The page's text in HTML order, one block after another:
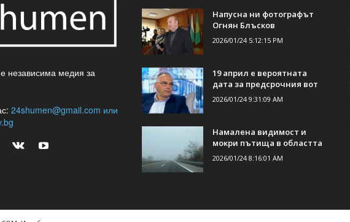
независима медия за
24shumen@gmail.com или
Напусна ни фотографът
Огнян Блъсков
2026/01/24 5:12:15 PM
19 април е вероятната
дата за предсрочния вот
2026/01/24 9:31:09 AM
Намалена видимост и
мокри пътища в областта
2026/01/24 8:16:01 AM